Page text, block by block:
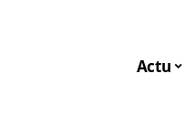
Actu